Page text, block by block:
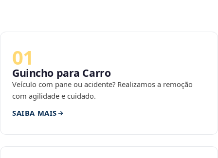
01
Guincho para Carro
Veículo com pane ou acidente? Realizamos a remoção
com agilidade e cuidado.
SAIBA MAIS